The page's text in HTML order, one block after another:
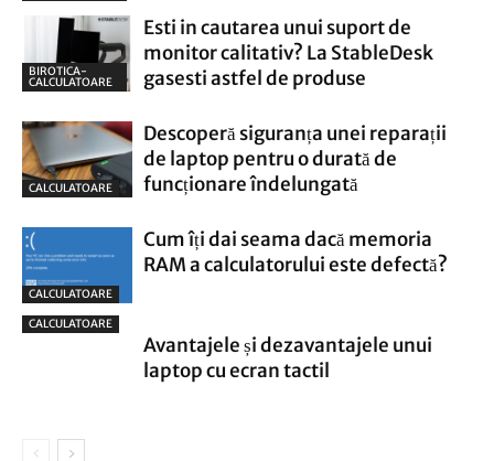
BIROTICA-
CALCULATOARE
Esti in cautarea unui suport de
monitor calitativ? La StableDesk
gasesti astfel de produse
CALCULATOARE
Descoperă siguranța unei reparații
de laptop pentru o durată de
funcționare îndelungată
CALCULATOARE
Cum îți dai seama dacă memoria
RAM a calculatorului este defectă?
CALCULATOARE
Avantajele și dezavantajele unui
laptop cu ecran tactil